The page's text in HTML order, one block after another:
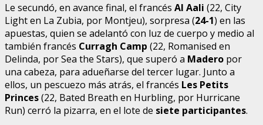
Le secundó, en avance final, el francés Al Aali (22, City
Light en La Zubia, por Montjeu), sorpresa (24-1) en las
apuestas, quien se adelantó con luz de cuerpo y medio al
también francés Curragh Camp (22, Romanised en
Delinda, por Sea the Stars), que superó a Madero por
una cabeza, para adueñarse del tercer lugar. Junto a
ellos, un pescuezo más atrás, el francés Les Petits
Princes(22, Bated Breath en Hurbling, por Hurricane
Run) cerró la pizarra, en el lote de siete participantes.